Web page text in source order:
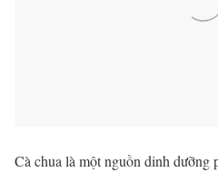
Cà chua là một nguồn dinh dưỡng